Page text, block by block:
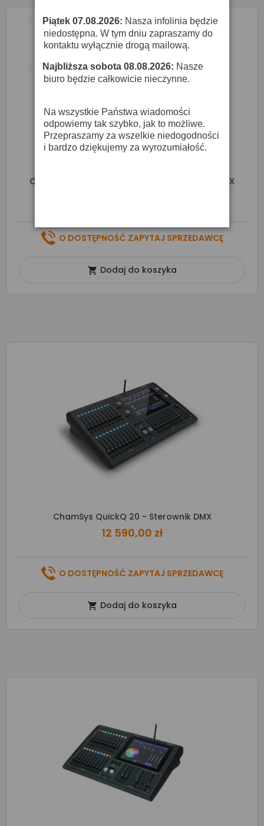
ChamSys MagicQ Mini Connect - Sterownik DMX
O DOSTĘPNOŚĆ ZAPYTAJ SPRZEDAWCĘ
 Dodaj do koszyka
ChamSys QuickQ 20 - Sterownik DMX
12 590,00 zł
O DOSTĘPNOŚĆ ZAPYTAJ SPRZEDAWCĘ
 Dodaj do koszyka
· Piątek 07.08.2026: Nasza infolinia będzie
niedostępna. W tym dniu zapraszamy do
kontaktu wyłącznie drogą mailową.
· Najbliższa sobota 08.08.2026: Nasze
biuro będzie całkowicie nieczynne.
Na wszystkie Państwa wiadomości
odpowiemy tak szybko, jak to możliwe.
Przepraszamy za wszelkie niedogodności
i bardzo dziękujemy za wyrozumiałość.